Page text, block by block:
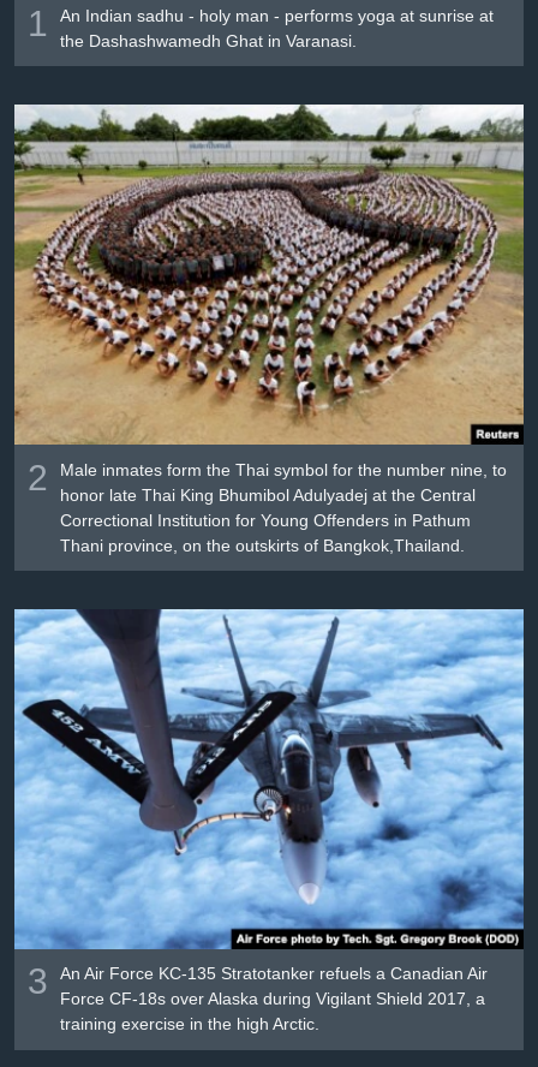
1
An Indian sadhu - holy man - performs yoga at sunrise at
the Dashashwamedh Ghat in Varanasi.
2
Male inmates form the Thai symbol for the number nine, to
honor late Thai King Bhumibol Adulyadej at the Central
Correctional Institution for Young Offenders in Pathum
Thani province, on the outskirts of Bangkok,Thailand.
3
An Air Force KC-135 Stratotanker refuels a Canadian Air
Force CF-18s over Alaska during Vigilant Shield 2017, a
training exercise in the high Arctic.